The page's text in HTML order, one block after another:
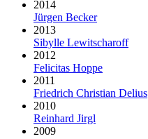
2014
Jürgen Becker
2013
Sibylle Lewitscharoff
2012
Felicitas Hoppe
2011
Friedrich Christian Delius
2010
Reinhard Jirgl
2009